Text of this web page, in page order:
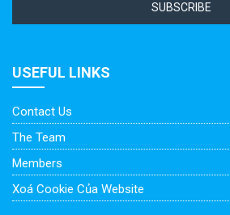
SUBSCRIBE
USEFUL LINKS
Contact Us
The Team
Members
Xoá Cookie Của Website